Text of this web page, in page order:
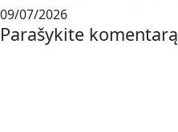
09/07/2026
Parašykite komentarą